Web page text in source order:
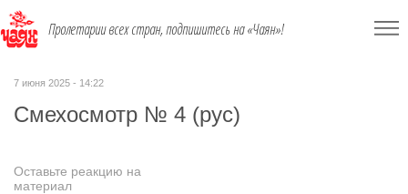
Пролетарии всех стран, подпишитесь на «Чаян»!
7 июня 2025 - 14:22
Смехосмотр № 4 (рус)
Оставьте реакцию на
материал